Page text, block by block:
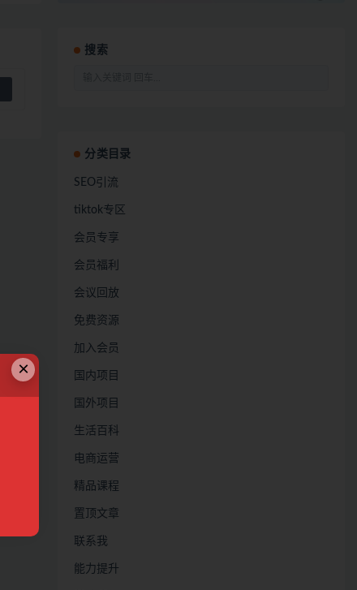
搜索
分类目录
SEO引流
tiktok专区
会员专享
会员福利
会议回放
免费资源
加入会员
国内项目
国外项目
生活百科
电商运营
精品课程
置顶文章
联系我
能力提升
×